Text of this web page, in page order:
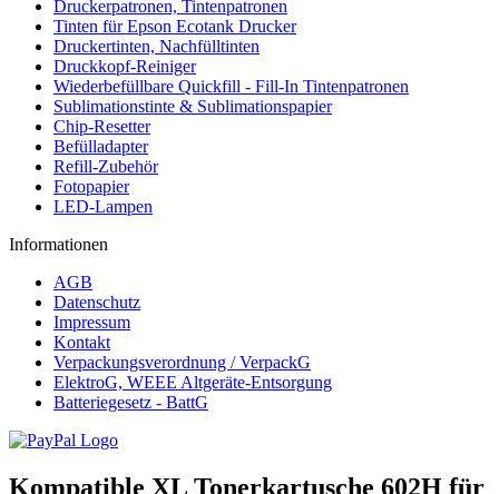
Druckerpatronen, Tintenpatronen
Tinten für Epson Ecotank Drucker
Druckertinten, Nachfülltinten
Druckkopf-Reiniger
Wiederbefüllbare Quickfill - Fill-In Tintenpatronen
Sublimationstinte & Sublimationspapier
Chip-Resetter
Befülladapter
Refill-Zubehör
Fotopapier
LED-Lampen
Informationen
AGB
Datenschutz
Impressum
Kontakt
Verpackungsverordnung / VerpackG
ElektroG, WEEE Altgeräte-Entsorgung
Batteriegesetz - BattG
Kompatible XL Tonerkartusche 602H für